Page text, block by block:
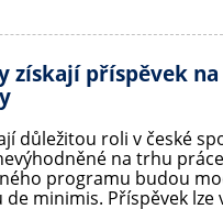
získají příspěvek
důležitou roli v české
na trhu
programu budou
minimis. Příspěvek